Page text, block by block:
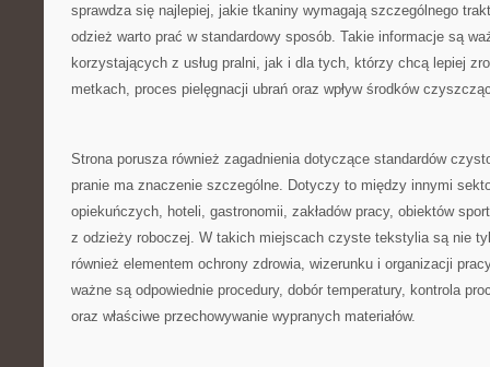
sprawdza się najlepiej, jakie tkaniny wymagają szczególnego
odzież warto prać w standardowy sposób. Takie informacje są
korzystających z usług pralni, jak i dla tych, którzy chcą lepiej
metkach, proces pielęgnacji ubrań oraz wpływ środków
Strona porusza również zagadnienia dotyczące standardów
pranie ma znaczenie szczególne. Dotyczy to między innymi
opiekuńczych, hoteli, gastronomii, zakładów pracy, obiektów
z odzieży roboczej. W takich miejscach czyste tekstylia są nie
również elementem ochrony zdrowia, wizerunku i organizacji
ważne są odpowiednie procedury, dobór temperatury, kontrola
oraz właściwe przechowywanie wypranych materiałów.